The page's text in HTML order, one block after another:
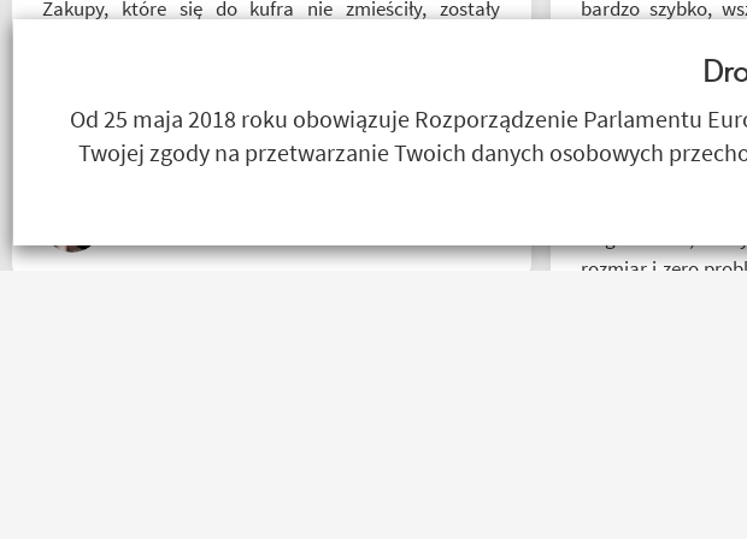
Zakupy, które się do kufra nie zmieściły, zostały
Polecam z całego serca!
bardzo szybko, wszystko zgodnie z opisem i w jak
Naprawdę warto
_ bazyl_
rozmiar i zero
Od 25 maja 2018 roku obowiązuje Rozporządzenie Parlamentu
Twojej zgody na przetwarzanie Twoich danych osobowych